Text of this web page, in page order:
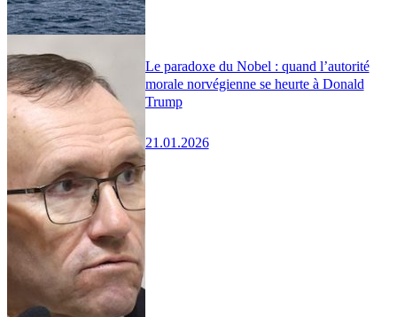
Le paradoxe du Nobel : quand l’autorité
morale norvégienne se heurte à Donald
Trump
21.01.2026